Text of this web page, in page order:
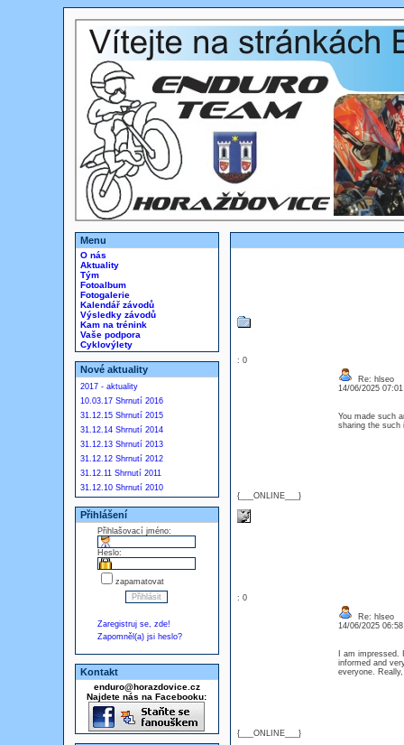
Menu
O nás
Aktuality
Tým
Fotoalbum
Fotogalerie
Kalendář závodů
Výsledky závodů
Kam na trénink
Vaše podpora
Cyklovýlety
Nové aktuality
2017 - aktuality
10.03.17 Shrnutí 2016
31.12.15 Shrnutí 2015
31.12.14 Shrnutí 2014
31.12.13 Shrnutí 2013
31.12.12 Shrnutí 2012
31.12.11 Shrnutí 2011
31.12.10 Shrnutí 2010
Přihlášení
Přihlašovací jméno:
Heslo:
zapamatovat
Zaregistruj se, zde!
Zapomněl(a) jsi heslo?
Kontakt
enduro@horazdovice.cz
Najdete nás na Facebooku:
: 0
{___ONLINE___}
Re: hlseo
14/06/2025
You made such
sharing the
: 0
{___ONLINE___}
Re: hlseo
14/06/2025
I am
informed and
everyone.